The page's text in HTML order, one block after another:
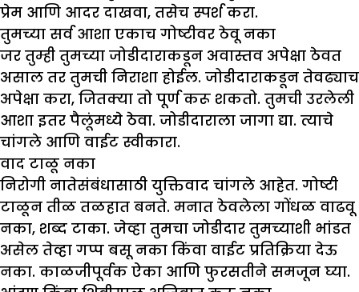
प्रेम आणि आदर दाखवा, तसेच स्पर्श करा.
तुमच्या सर्व आशा एकाच गोष्टीवर ठेवू नका
जर तुम्ही तुमच्या जोडीदाराकडून अवास्तव अपेक्षा ठेवत
असाल तर तुमची निराशा होईल. जोडीदाराकडून तेवढ्याच
अपेक्षा करा, जितक्या तो पूर्ण करू शकतो. तुमची उरलेली
आशा इतर पैलूंमध्ये ठेवा. जोडीदाराला जागा द्या. त्याचे
चांगले आणि वाईट स्वीकारा.
वाद टाळू नका
निरोगी नातेसंबंधासाठी युक्तिवाद चांगले आहेत. गोष्टी
टाळून तीळ तळहात बनते. मनात ठेवलेला गोंधळ वाढवू
नका, शब्द टाका. जेव्हा तुमचा जोडीदार तुमच्याशी भांडत
असेल तेव्हा गप्प बसू नका किंवा वाईट प्रतिक्रिया देऊ
नका. काळजीपूर्वक ऐका आणि फुरसतीने समजून घ्या.